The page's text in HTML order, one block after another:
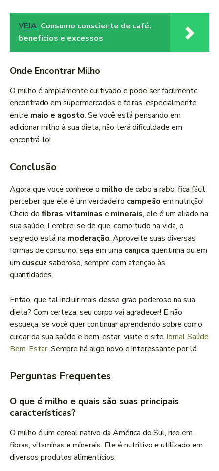
VEJA Consumo consciente de café:
benefícios e excessos
Onde Encontrar Milho
O milho é amplamente cultivado e pode ser facilmente
encontrado em supermercados e feiras, especialmente
entre maio e agosto. Se você está pensando em
adicionar milho à sua dieta, não terá dificuldade em
encontrá-lo!
Conclusão
Agora que você conhece o milho de cabo a rabo, fica fácil
perceber que ele é um verdadeiro campeão em nutrição!
Cheio de fibras, vitaminas e minerais, ele é um aliado na
sua saúde. Lembre-se de que, como tudo na vida, o
segredo está na moderação. Aproveite suas diversas
formas de consumo, seja em uma canjica quentinha ou em
um cuscuz saboroso, sempre com atenção às
quantidades.
Então, que tal incluir mais desse grão poderoso na sua
dieta? Com certeza, seu corpo vai agradecer! E não
esqueça: se você quer continuar aprendendo sobre como
cuidar da sua saúde e bem-estar, visite o site Jornal Saúde
Bem-Estar. Sempre há algo novo e interessante por lá!
Perguntas Frequentes
O que é milho e quais são suas principais
características?
O milho é um cereal nativo da América do Sul, rico em
fibras, vitaminas e minerais. Ele é nutritivo e utilizado em
diversos produtos alimentícios.